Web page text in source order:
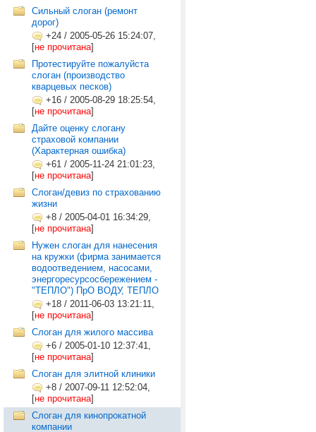
Сильный слоган (ремонт
дорог)
+24 / 2005-05-26 15:24:07,
[не прочитана]
Протестируйте пожалуйста
слоган (производство
кварцевых песков)
+16 / 2005-08-29 18:25:54,
[не прочитана]
Дайте оценку слогану
страховой компании
(Характерная ошибка)
+61 / 2005-11-24 21:01:23,
[не прочитана]
Слоган/девиз по страхованию
жизни
+8 / 2005-04-01 16:34:29,
[не прочитана]
Нужен слоган для нанесения
на кружки (фирма занимается
водоотведением, насосами,
энергоресурсосбережением -
"ТЕПЛО") ПрО ВОДУ, ТЕПЛО
+18 / 2011-06-03 13:21:11,
[не прочитана]
Слоган для жилого массива
+6 / 2005-01-10 12:37:41,
[не прочитана]
Слоган для элитной клиники
+8 / 2007-09-11 12:52:04,
[не прочитана]
Слоган для кинопрокатной
компании